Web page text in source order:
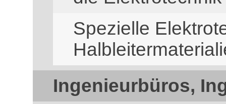
Spezielle
Ingenieurbüros,